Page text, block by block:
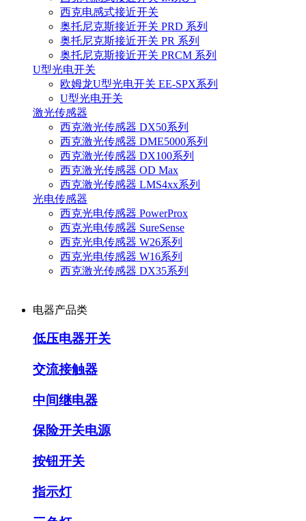
西克电感式接近开关
奥托尼克斯接近开关 PRD 系列
奥托尼克斯接近开关 PR 系列
奥托尼克斯接近开关 PRCM 系列
U型光电开关
欧姆龙U型光电开关 EE-SPX系列
U型光电开关
激光传感器
西克激光传感器 DX50系列
西克激光传感器 DME5000系列
西克激光传感器 DX100系列
西克激光传感器 OD Max
西克激光传感器 LMS4xx系列
光电传感器
西克光电传感器 PowerProx
西克光电传感器 SureSense
西克光电传感器 W26系列
西克光电传感器 W16系列
西克激光传感器 DX35系列
电器产品类
低压电器开关
交流接触器
中间继电器
保险开关电源
按钮开关
指示灯